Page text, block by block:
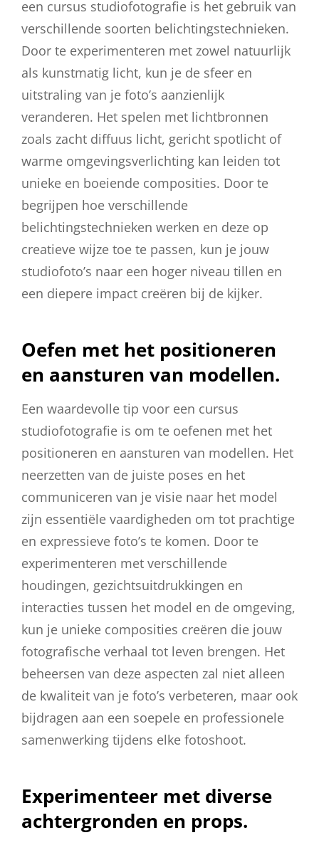
een cursus studiofotografie is het gebruik van
verschillende soorten belichtingstechnieken.
Door te experimenteren met zowel natuurlijk
als kunstmatig licht, kun je de sfeer en
uitstraling van je foto’s aanzienlijk
veranderen. Het spelen met lichtbronnen
zoals zacht diffuus licht, gericht spotlicht of
warme omgevingsverlichting kan leiden tot
unieke en boeiende composities. Door te
begrijpen hoe verschillende
belichtingstechnieken werken en deze op
creatieve wijze toe te passen, kun je jouw
studiofoto’s naar een hoger niveau tillen en
een diepere impact creëren bij de kijker.
Oefen met het positioneren
en aansturen van modellen.
Een waardevolle tip voor een cursus
studiofotografie is om te oefenen met het
positioneren en aansturen van modellen. Het
neerzetten van de juiste poses en het
communiceren van je visie naar het model
zijn essentiële vaardigheden om tot prachtige
en expressieve foto’s te komen. Door te
experimenteren met verschillende
houdingen, gezichtsuitdrukkingen en
interacties tussen het model en de omgeving,
kun je unieke composities creëren die jouw
fotografische verhaal tot leven brengen. Het
beheersen van deze aspecten zal niet alleen
de kwaliteit van je foto’s verbeteren, maar ook
bijdragen aan een soepele en professionele
samenwerking tijdens elke fotoshoot.
Experimenteer met diverse
achtergronden en props.